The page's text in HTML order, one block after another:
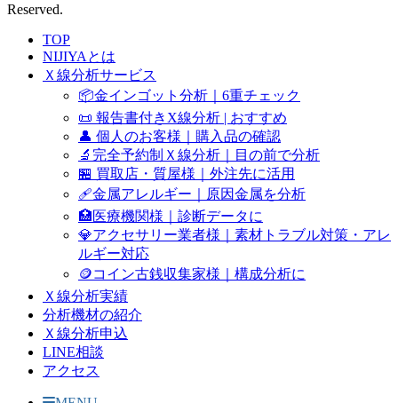
Reserved.
TOP
NIJIYAとは
Ｘ線分析サービス
📦金インゴット分析｜6重チェック
📜 報告書付きX線分析 | おすすめ
👤 個人のお客様｜購入品の確認
🔬完全予約制Ｘ線分析｜目の前で分析
🏪 買取店・質屋様｜外注先に活用
🩹金属アレルギー｜原因金属を分析
🏥医療機関様｜診断データに
💎アクセサリー業者様｜素材トラブル対策・アレ
ルギー対応
🪙コイン古銭収集家様｜構成分析に
Ｘ線分析実績
分析機材の紹介
Ｘ線分析申込
LINE相談
アクセス